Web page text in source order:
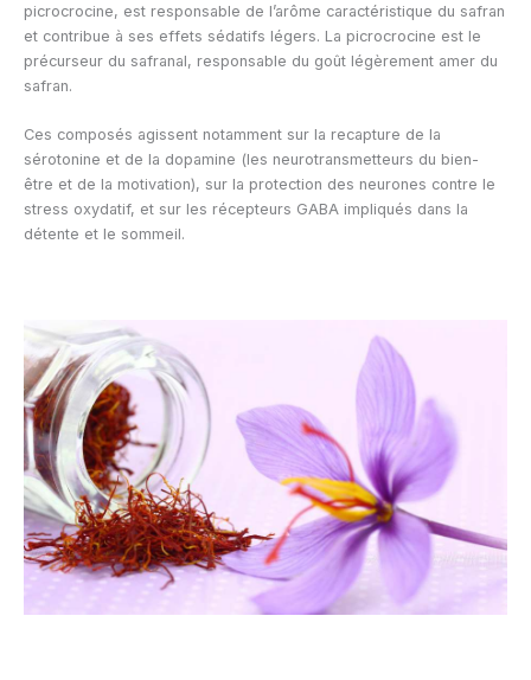
picrocrocine, est responsable de l’arôme caractéristique du safran
et contribue à ses effets sédatifs légers. La picrocrocine est le
précurseur du safranal, responsable du goût légèrement amer du
safran.
Ces composés agissent notamment sur la recapture de la
sérotonine et de la dopamine (les neurotransmetteurs du bien-
être et de la motivation), sur la protection des neurones contre le
stress oxydatif, et sur les récepteurs GABA impliqués dans la
détente et le sommeil.